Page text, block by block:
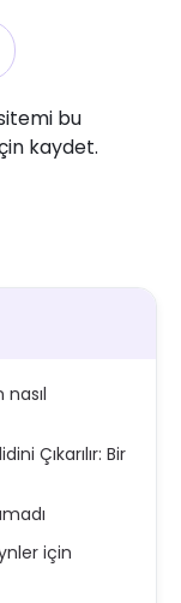
bu
kaydet.
Çıkarılır: Bir
için